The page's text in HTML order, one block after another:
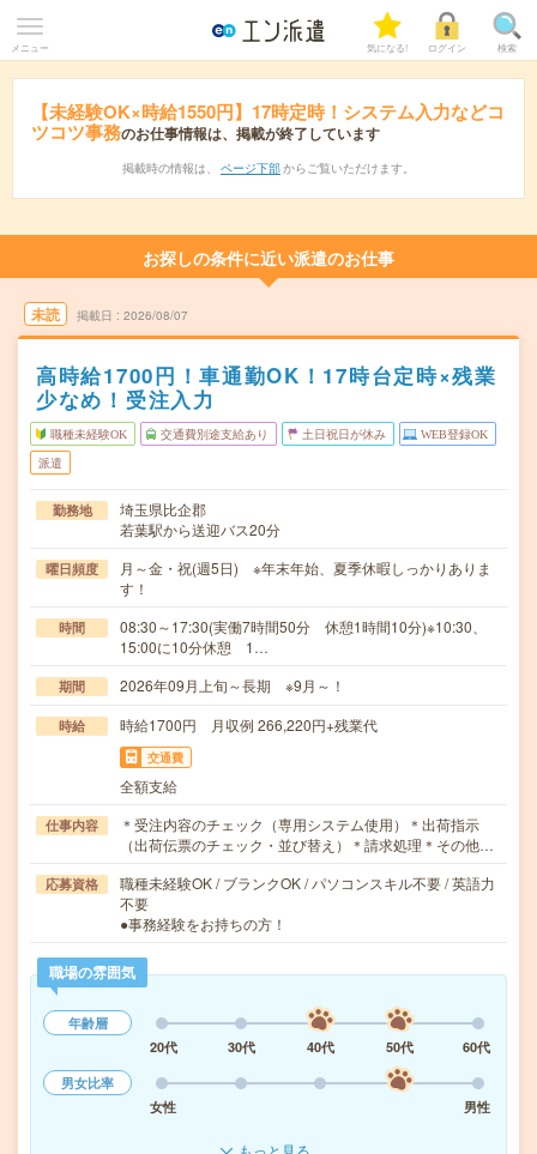
メニュー 気になる! ログイン 検索
【未経験OK×時給1550円】17時定時！システム入力などコ
ツコツ事務のお仕事情報は、掲載が終了しています
掲載時の情報は、 ページ下部 からご覧いただけます。
お探しの条件に近い派遣のお仕事
未読 掲載日 2026/08/07
高時給1700円！車通勤OK！17時台定時×残業
少なめ！受注入力
職種未経験OK 交通費別途支給あり 土日祝日が休み WEB登録OK
派遣
勤務地
埼玉県比企郡
若葉駅から送迎バス20分
曜日頻度
月～金・祝(週5日) ※年末年始、夏季休暇しっかりありま
す！
時間
08:30～17:30(実働7時間50分 休憩1時間10分)※10:30、
15:00に10分休憩 1…
期間 2026年09月上旬～長期 ※9月～！
時給 時給1700円 月収例 266,220円+残業代
交通費
全額支給
仕事内容
＊受注内容のチェック（専用システム使用）＊出荷指示
（出荷伝票のチェック・並び替え）＊請求処理＊その他…
応募資格
職種未経験OK / ブランクOK / パソコンスキル不要 / 英語力
不要
●事務経験をお持ちの方！
職場の雰囲気
年齢層
20代
30代 40代 50代
60代
男女比率
女性
男性
もっと見る